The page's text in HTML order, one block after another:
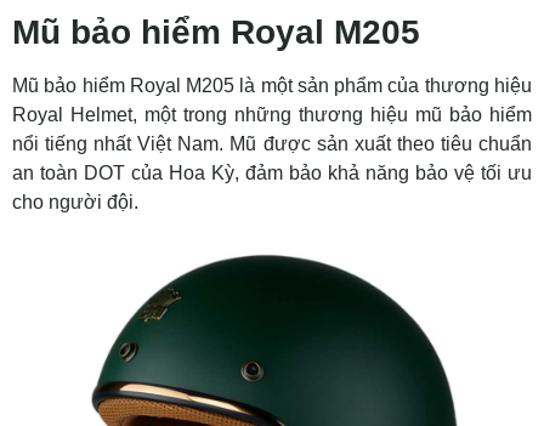
Mũ bảo hiểm Royal M205
Mũ bảo hiểm Royal M205 là một sản phẩm của thương hiệu
Royal Helmet, một trong những thương hiệu mũ bảo hiểm
nổi tiếng nhất Việt Nam. Mũ được sản xuất theo tiêu chuẩn
an toàn DOT của Hoa Kỳ, đảm bảo khả năng bảo vệ tối ưu
cho người đội.